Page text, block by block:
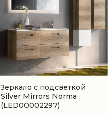
Зеркало с подсветкой
Silver Mirrors Norma
(LED00002297)